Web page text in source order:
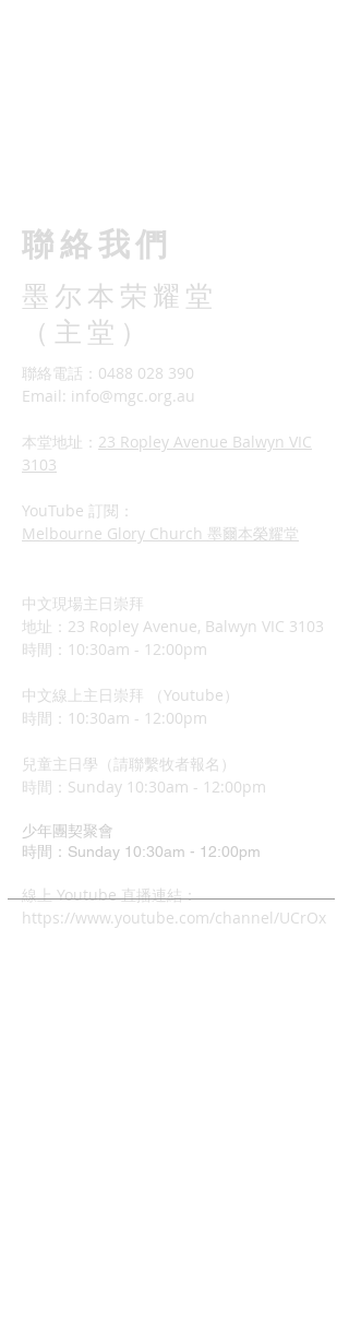
​聯絡我們
墨尔本荣耀堂
（主堂）
聯絡電話：0488 028 390
Email: info@mgc.org.au
本堂地址： 23 Ropley Avenue Balwyn VIC
3103
YouTube 訂閱：
Melbourne Glory Church 墨爾本榮耀堂
中文現場主日崇拜
地址：23 Ropley Avenue, Balwyn VIC 3103
時間：10:30am - 12:00pm
中文線上主日崇拜 （Youtube）
時間：10:30am - 12:00pm
兒童主日學（請聯繫牧者報名）
​時間：Sunday 10:30am - 12:00pm
少年團契聚會
時間：Sunday 10:30am - 12:00pm
​線上 Youtube 直播連結：
https://www.youtube.com/channel/UCrOx